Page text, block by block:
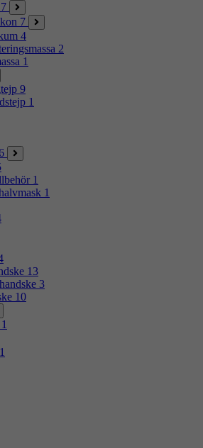
7
4
2
1
9
1
1
1
13
3
10
1
1